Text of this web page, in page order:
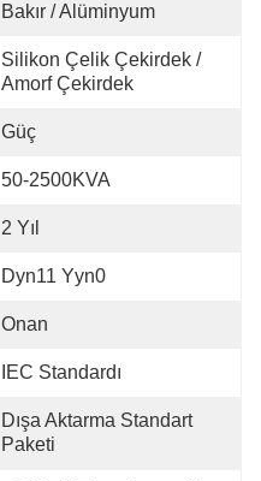
Bakır / Alüminyum
Silikon Çelik Çekirdek /
Amorf Çekirdek
Güç
50-2500KVA
2 Yıl
Dyn11 Yyn0
Onan
IEC Standardı
Dışa Aktarma Standart
Paketi